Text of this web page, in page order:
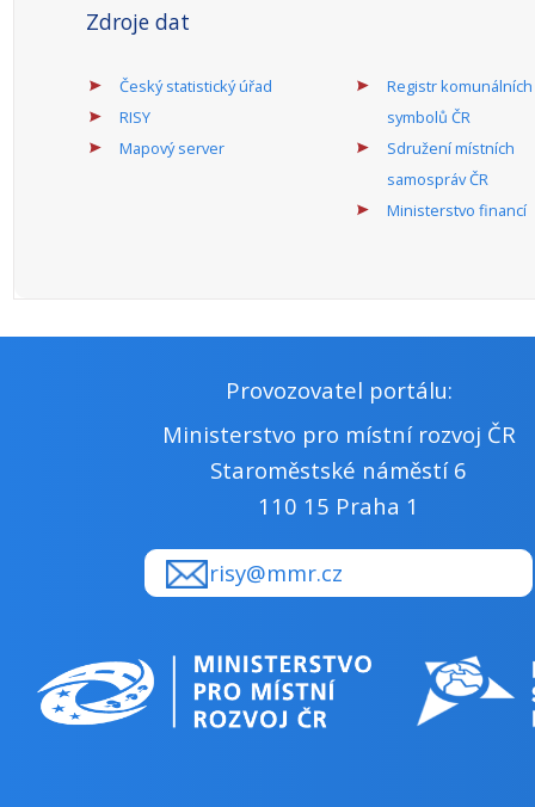
Zdroje dat
Český statistický úřad
RISY
Mapový server
Registr komunálních
symbolů ČR
Sdružení místních
samospráv ČR
Ministerstvo financí
Provozovatel portálu:
Ministerstvo pro místní rozvoj ČR
Staroměstské náměstí 6
110 15 Praha 1
risy@mmr.cz